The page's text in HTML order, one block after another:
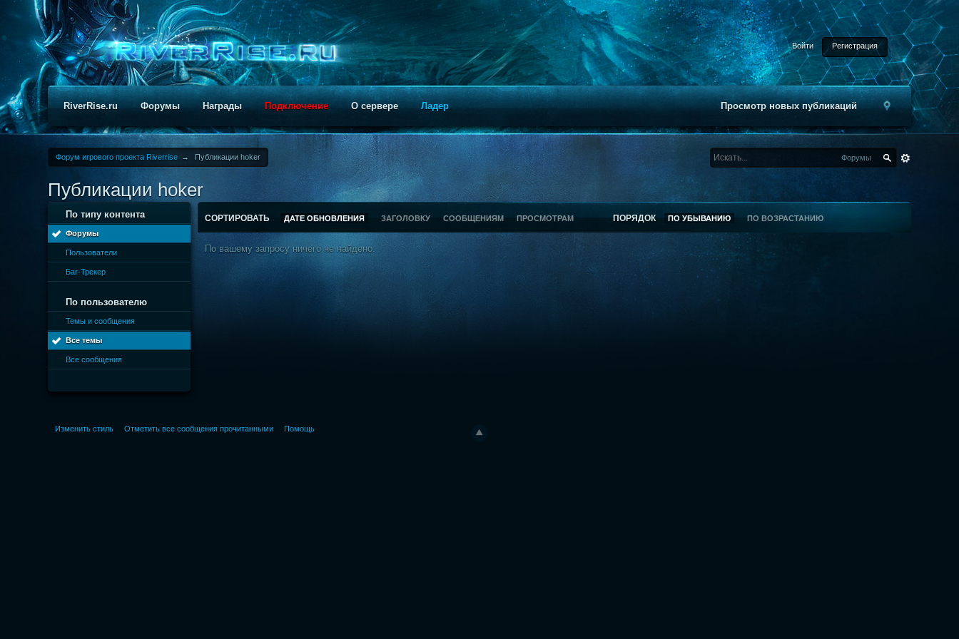
Войти Регистрация
Просмотр новых публикаций
RiverRise.ru Форумы Награды Подключение О сервере Ладер
Форум игрового проекта Riverrise → Публикации hoker Форумы
Публикации hoker
По типу контента
Форумы
Пользователи
Баг-Трекер
По пользователю
Темы и сообщения
Все темы
Все сообщения
СОРТИРОВАТЬ ДАТЕ ОБНОВЛЕНИЯ ЗАГОЛОВКУ СООБЩЕНИЯМ ПРОСМОТРАМ ПОРЯДОК ПО УБЫВАНИЮ ПО ВОЗРАСТАНИЮ
По вашему запросу ничего не найдено.
Изменить стиль Отметить все сообщения прочитанными Помощь